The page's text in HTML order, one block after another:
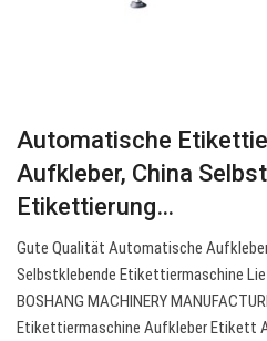
Automatische
Aufkleber, China
Etikettierung…
Gute Qualität Automatische
Selbstklebende Etikettiermaschine
BOSHANG MACHINERY
Etikettiermaschine Aufkleber Etikett